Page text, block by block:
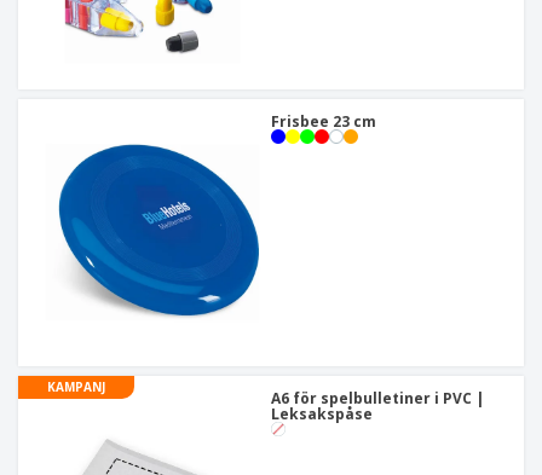
Frisbee 23 cm
KAMPANJ
A6 för spelbulletiner i PVC |
Leksakspåse